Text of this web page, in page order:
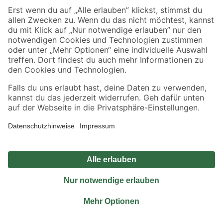
Sicher einkaufen
Jetzt die toom-App herunterladen
Alle Preisangaben in EUR inkl. gesetzl. MwSt.. Die dargestellten Angebote sind unter
Umständen nicht in allen Märkten verfügbar. Die angegebenen Verfügbarkeiten beziehen
Produkte nur solange der Vorrat reicht.
*Paketversand ab 59 € versandkostenfrei, gilt nicht für Artikel mit Speditionsversand, hier
Privatsphäre Impressum
Nutzungsbedingungen
Widerrufsrecht
Vertrag widerrufen
© 2026 toom Baumarkt GmbH